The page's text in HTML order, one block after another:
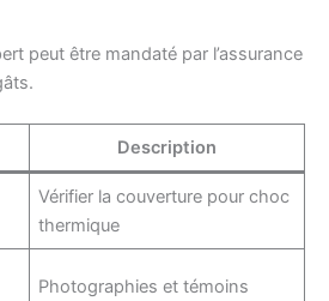
peut être mandaté par l’assurance
Description
Vérifier la couverture pour choc
thermique
Photographies et témoins